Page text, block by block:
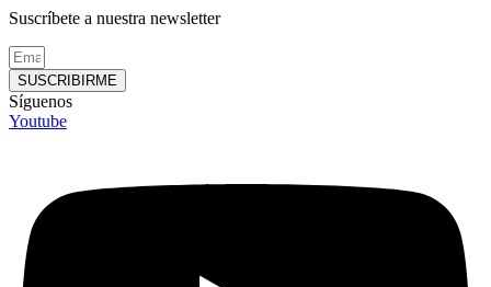
Suscríbete a nuestra newsletter
SUSCRIBIRME
Síguenos
Youtube